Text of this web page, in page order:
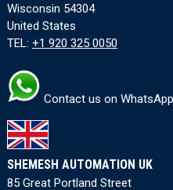
Wisconsin 54304
United States
TEL: +1 920 325 0050
Contact us on WhatsApp
SHEMESH AUTOMATION UK
85 Great Portland Street